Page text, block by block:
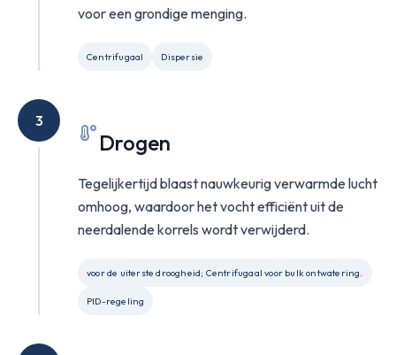
voor een grondige menging.
Centrifugaal Dispersie
3
Drogen
Tegelijkertijd blaast nauwkeurig verwarmde lucht
omhoog, waardoor het vocht efficiënt uit de
neerdalende korrels wordt verwijderd.
voor de uiterste droogheid; Centrifugaal voor bulk ontwatering.
PID-regeling